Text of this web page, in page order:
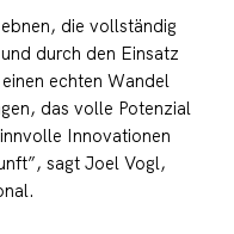
die vollständig
durch den Einsatz
echten Wandel
das volle Potenzial
Innovationen
sagt Joel Vogl,